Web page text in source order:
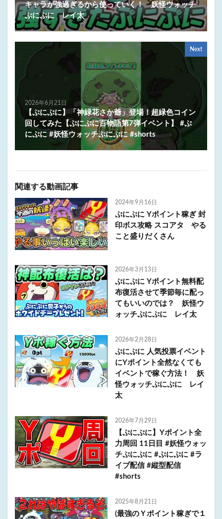
キャラが強過ぎるから使っていく！ 妖怪ウォッチ
ぷにぷに レイ太
Next
2026年6月21日
【ぷにぷに】「神緑花さか爺」登場！超緑色コイン
回してみた【ぷにぷに百物語第7弾イベント】 #ぷ
にぷに #妖怪ウォッチぷにぷに #shorts
関連する動画記事
2024年9月16日
ぷにぷに Yポイント稼ぎ 封
印ボス攻略 スコアタ やる
こと盛りだくさん
2026年3月13日
ぷにぷに Yポイント無料配
布復活させて季節毎に配っ
てもいいのでは？ 妖怪ウ
ォッチぷにぷに レイ太
2026年2月28日
ぷにぷに 人気投票イベント
にYポイント全然なくても
イベントで稼ぐ方法！ 妖
怪ウォッチぷにぷに レイ
太
2026年7月29日
【ぷにぷに】Yポイント全
力周回 11日目 #妖怪ウォッ
チぷにぷに #ぷにぷに #ラ
イブ配信 #縦型配信
#shorts
2025年8月21日
(最強のＹポイント稼ぎで１